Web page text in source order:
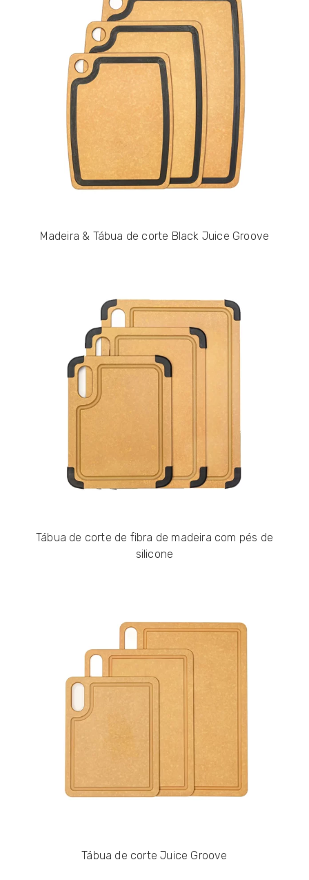
Madeira & Tábua de corte Black Juice Groove
Tábua de corte de fibra de madeira com pés de
silicone
Tábua de corte Juice Groove